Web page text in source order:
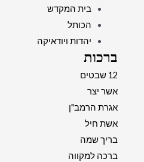
בית המקדש
הכותל
יהדות ויודאיקה
ברכות
12 שבטים
אשר יצר
אגרת הרמב"ן
אשת חיל
בריך שמה
ברכה למקווה